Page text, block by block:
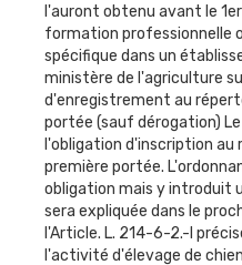
l'auront obtenu avant le
formation professionnelle
spécifique dans un
ministère de l'agriculture
d'enregistrement au
portée (sauf dérogation)
l'obligation d'inscription au
première portée.
obligation mais y introduit
sera expliquée dans le
l'Article. L. 214-6-2.-I
l'activité d'élevage de